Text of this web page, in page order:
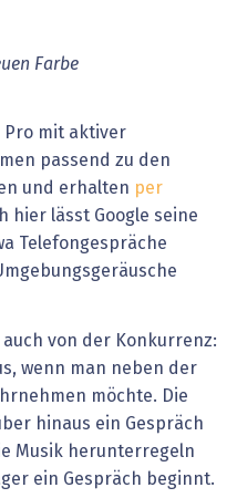
Farbe
Pro mit aktiver
passend zu den
und erhalten per
hier lässt Google seine
Telefongespräche
von der Konkurrenz:
wenn man neben der
möchte. Die
hinaus ein Gespräch
Musik herunterregeln
ein Gespräch beginnt.